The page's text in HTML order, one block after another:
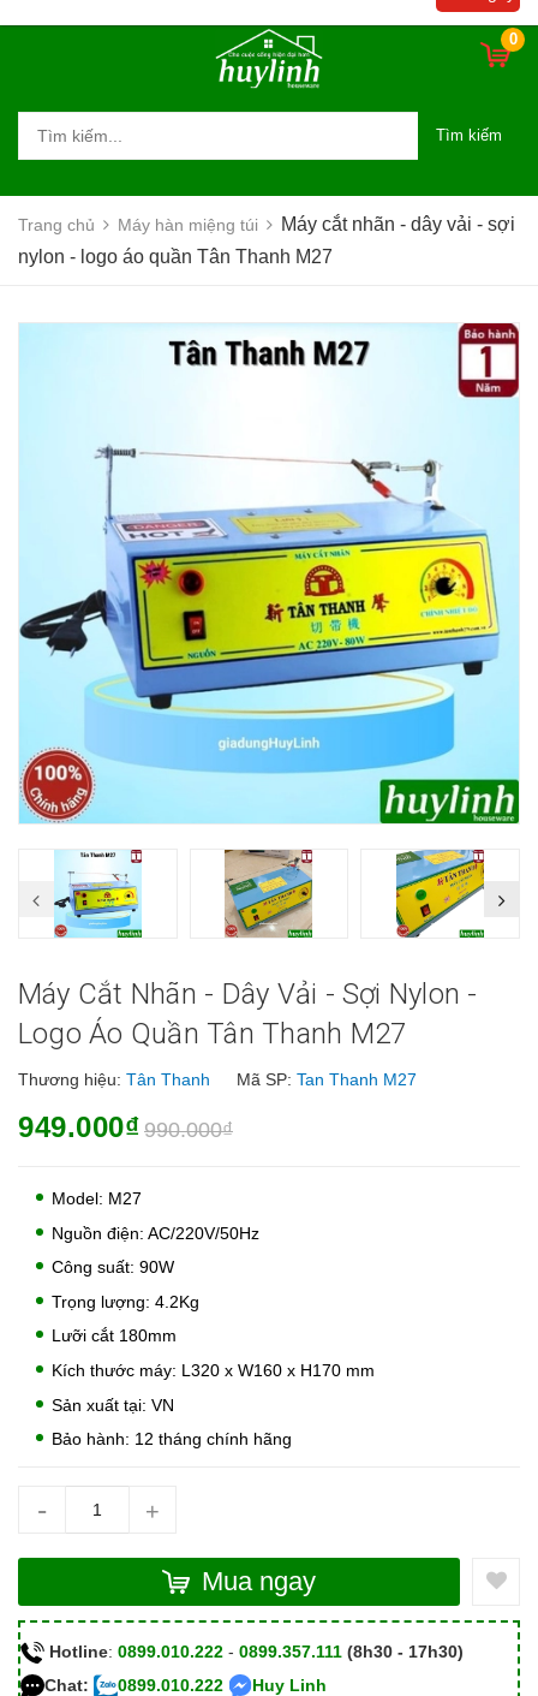
0
Tìm kiếm
Trang chủ Máy hàn miệng túi
Máy cắt nhãn - dây vải - sợi
nylon - logo áo quần Tân Thanh M27
Máy Cắt Nhãn - Dây Vải - Sợi Nylon -
Logo Áo Quần Tân Thanh M27
Thương hiệu: Tân Thanh Mã SP: Tan Thanh M27
949.000₫ 990.000₫
Model: M27
Nguồn điện: AC/220V/50Hz
Công suất: 90W
Trọng lượng: 4.2Kg
Lưỡi cắt 180mm
Kích thước máy: L320 x W160 x H170 mm
Sản xuất tại: VN
Bảo hành: 12 tháng chính hãng
- +
Mua ngay
Hotline: 0899.010.222 - 0899.357.111 (8h30 - 17h30)
Chat:
0899.010.222
Huy Linh